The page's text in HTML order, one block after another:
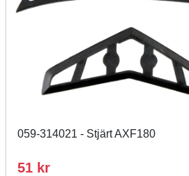
059-314021 - Stjärt AXF180
51 kr